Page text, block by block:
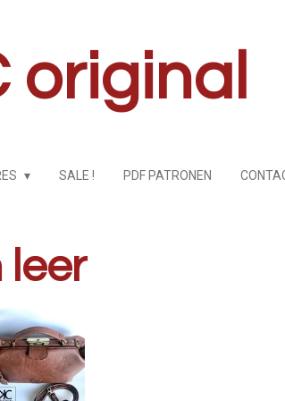
original
SALE ! PDF PATRONEN
leer